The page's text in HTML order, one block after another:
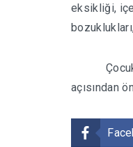
eksikliği,
açısından